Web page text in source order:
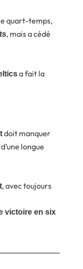
quart-temps,
, mais a cédé
a fait la
doit manquer
longue
, avec toujours
victoire en six